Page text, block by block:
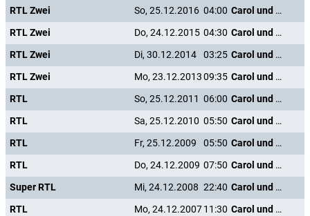
RTL Zwei So, 25.12.2016 04:00
Carol und die Weihnachtsgeister
RTL Zwei
Do, 24.12.2015 04:30
Carol und die Weihnachtsgeister
RTL Zwei
Di, 30.12.2014 03:25
Carol und die Weihnachtsgeister
RTL Zwei
Mo, 23.12.201309:35
Carol und die Weihnachtsgeister
RTL
So, 25.12.2011 06:00
Carol und die Weihnachtsgeister
RTL
Sa, 25.12.2010 05:50
Carol und die Weihnachtsgeister
RTL
Fr, 25.12.2009 05:50
Carol und die Weihnachtsgeister
RTL
Do, 24.12.2009 07:50
Carol und die Weihnachtsgeister
Super RTL
Mi, 24.12.2008 22:40
Carol und die Weihnachtsgeister
RTL
Mo, 24.12.200711:30
Carol und die Weihnachtsgeister